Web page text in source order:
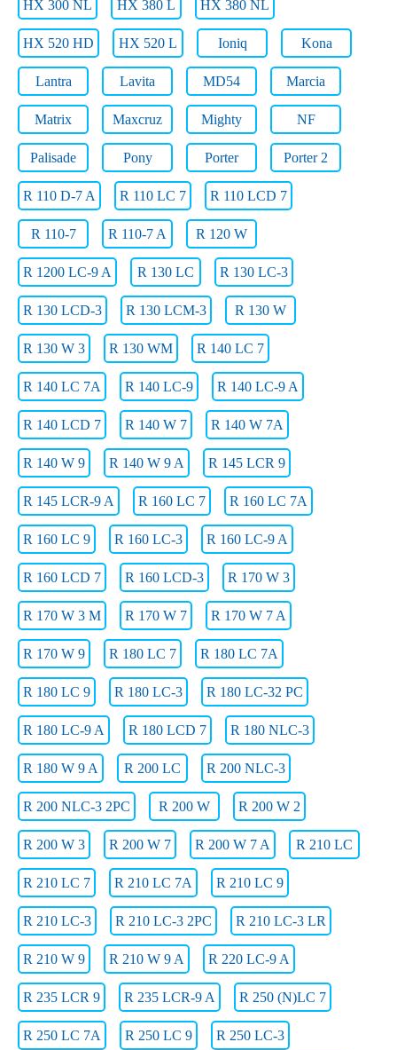
HX 300 NL HX 380 L HX 380 NL
HX 520 HD HX 520 L Ioniq Kona
Lantra Lavita MD54 Marcia
Matrix Maxcruz Mighty NF
Palisade Pony Porter Porter 2
R 110 D-7 A R 110 LC 7 R 110 LCD 7
R 110-7 R 110-7 A R 120 W
R 1200 LC-9 A R 130 LC R 130 LC-3
R 130 LCD-3 R 130 LCM-3 R 130 W
R 130 W 3 R 130 WM R 140 LC 7
R 140 LC 7A R 140 LC-9 R 140 LC-9 A
R 140 LCD 7 R 140 W 7 R 140 W 7A
R 140 W 9 R 140 W 9 A R 145 LCR 9
R 145 LCR-9 A R 160 LC 7 R 160 LC 7A
R 160 LC 9 R 160 LC-3 R 160 LC-9 A
R 160 LCD 7 R 160 LCD-3 R 170 W 3
R 170 W 3 M R 170 W 7 R 170 W 7 A
R 170 W 9 R 180 LC 7 R 180 LC 7A
R 180 LC 9 R 180 LC-3 R 180 LC-32 PC
R 180 LC-9 A R 180 LCD 7 R 180 NLC-3
R 180 W 9 A R 200 LC R 200 NLC-3
R 200 NLC-3 2PC R 200 W R 200 W 2
R 200 W 3 R 200 W 7 R 200 W 7 A R 210 LC
R 210 LC 7 R 210 LC 7A R 210 LC 9
R 210 LC-3 R 210 LC-3 2PC R 210 LC-3 LR
R 210 W 9 R 210 W 9 A R 220 LC-9 A
R 235 LCR 9 R 235 LCR-9 A R 250 (N)LC 7
R 250 LC 7A R 250 LC 9 R 250 LC-3